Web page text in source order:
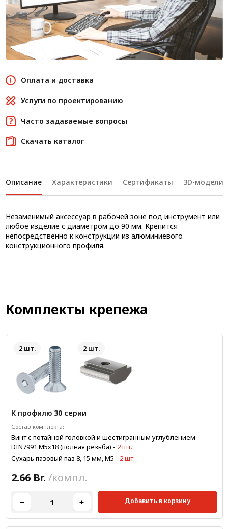
Оплата и доставка
Услуги по проектированию
Часто задаваемые вопросы
Скачать каталог
Описание Характеристики Сертификаты 3D-модели
Незаменимый аксессуар в рабочей зоне под инструмент или
любое изделие с диаметром до 90 мм. Крепится
непосредственно к конструкции из алюминиевого
конструкционного профиля.
Комплекты крепежа
2 шт. 2 шт.
К профилю 30 серии
Состав комплекта:
Винт с потайной головкой и шестигранным углублением
DIN7991 M5х18 (полная резьба) - 2 шт.
Сухарь пазовый паз 8, 15 мм, М5 - 2 шт.
2.66 Br. /компл.
Добавить в корзину